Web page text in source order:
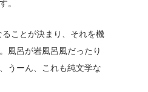
。
ことが決まり、それを機
風呂が岩風呂風だったり
うーん、これも純文学な